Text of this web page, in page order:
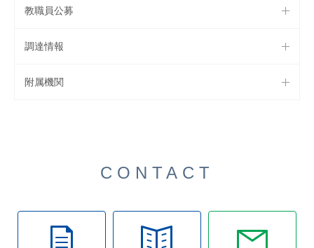
教職員公募
調達情報
附属機関
CONTACT